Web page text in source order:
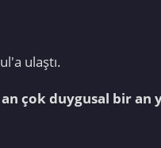
ulaştı.
an çok duygusal bir